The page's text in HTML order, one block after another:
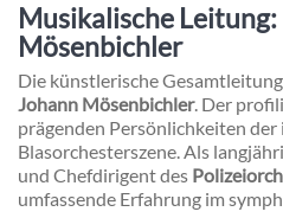
Musikalische
Mösenbichler
Die künstlerische
Johann Mösenbichler. Der
prägenden Persönlichkeiten
Blasorchesterszene. Als
und Chefdirigent des
umfassende Erfahrung im